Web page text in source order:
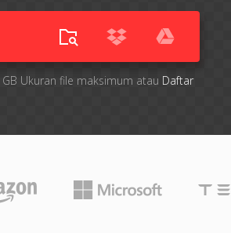
Ukuran file maksimum atau Daftar